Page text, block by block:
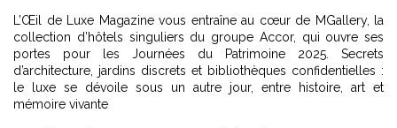
L’Œil de Luxe Magazine vous entraîne au cœur de MGallery, la
collection d’hôtels singuliers du groupe Accor, qui ouvre ses
portes pour les Journées du Patrimoine 2025. Secrets
d’architecture, jardins discrets et bibliothèques confidentielles :
le luxe se dévoile sous un autre jour, entre histoire, art et
mémoire vivante